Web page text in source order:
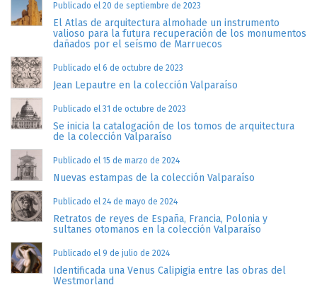
Publicado el 20 de septiembre de 2023
El Atlas de arquitectura almohade un instrumento
valioso para la futura recuperación de los monumentos
dañados por el seísmo de Marruecos
Publicado el 6 de octubre de 2023
Jean Lepautre en la colección Valparaíso
Publicado el 31 de octubre de 2023
Se inicia la catalogación de los tomos de arquitectura
de la colección Valparaíso
Publicado el 15 de marzo de 2024
Nuevas estampas de la colección Valparaíso
Publicado el 24 de mayo de 2024
Retratos de reyes de España, Francia, Polonia y
sultanes otomanos en la colección Valparaíso
Publicado el 9 de julio de 2024
Identificada una Venus Calipigia entre las obras del
Westmorland